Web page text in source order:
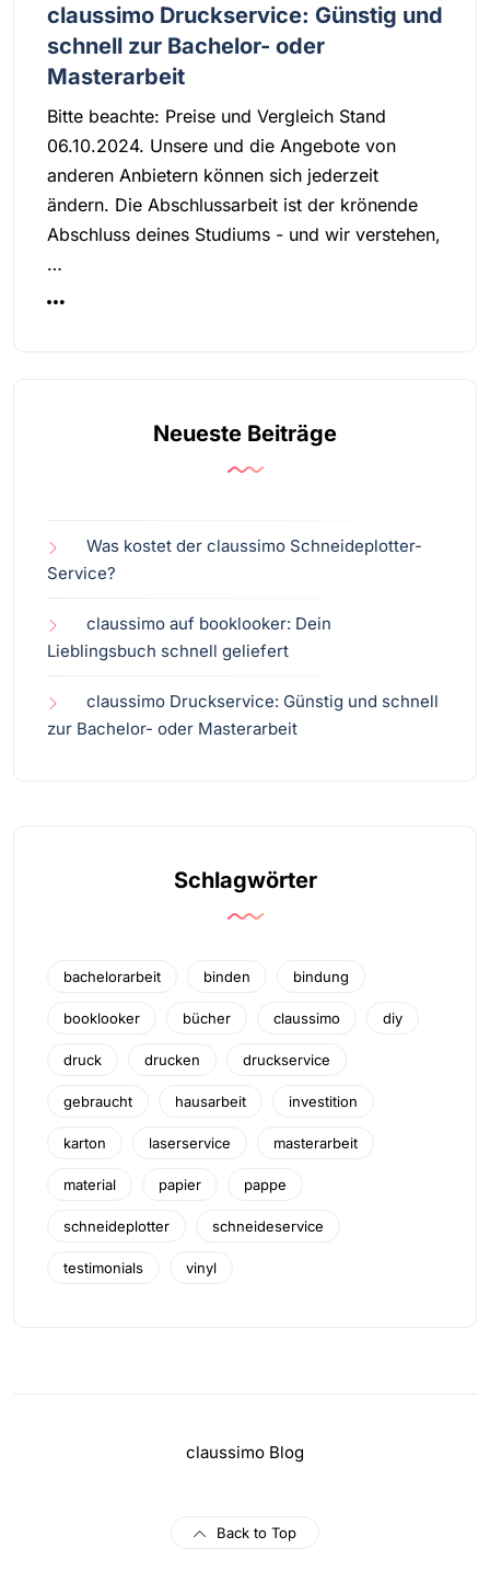
claussimo Druckservice: Günstig und
schnell zur Bachelor- oder
Masterarbeit
Bitte beachte: Preise und Vergleich Stand
06.10.2024. Unsere und die Angebote von
anderen Anbietern können sich jederzeit
ändern. Die Abschlussarbeit ist der krönende
Abschluss deines Studiums - und wir verstehen,
…
Neueste Beiträge
Was kostet der claussimo Schneideplotter-
Service?
claussimo auf booklooker: Dein
Lieblingsbuch schnell geliefert
claussimo Druckservice: Günstig und schnell
zur Bachelor- oder Masterarbeit
Schlagwörter
bachelorarbeit binden bindung
booklooker bücher claussimo diy
druck drucken druckservice
gebraucht hausarbeit investition
karton laserservice masterarbeit
material papier pappe
schneideplotter schneideservice
testimonials vinyl
claussimo Blog
Back to Top